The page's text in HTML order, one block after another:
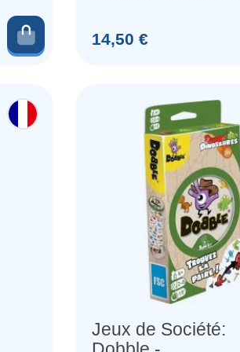
Ajouter au panier
Prix
14,50 €
Jeux de Société: